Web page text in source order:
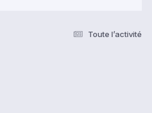
Toute l’activité